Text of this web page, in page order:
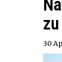
30